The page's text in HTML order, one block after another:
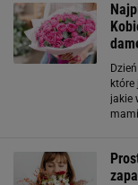
które
jakie